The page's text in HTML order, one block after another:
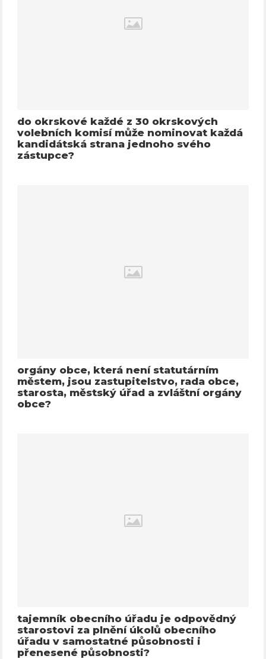
do okrskové každé z 30 okrskových
volebních komisí může nominovat každá
kandidátská strana jednoho svého
zástupce?
orgány obce, která není statutárním
městem, jsou zastupitelstvo, rada obce,
starosta, městský úřad a zvláštní orgány
obce?
tajemník obecního úřadu je odpovědný
starostovi za plnění úkolů obecního
úřadu v samostatné působnosti i
přenesené působnosti?